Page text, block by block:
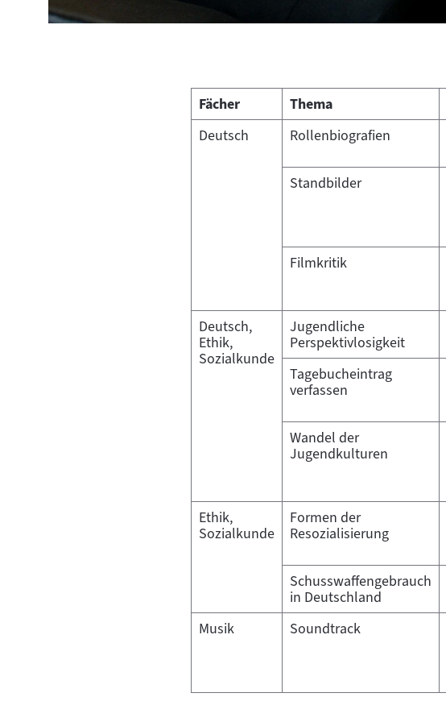
Fächer Thema
Deutsch
Rollenbiografien
Standbilder
Filmkritik
Deutsch,
Ethik,
Sozialkunde
Jugendliche
Perspektivlosigkeit
Tagebucheintrag
verfassen
Wandel der
Jugendkulturen
Ethik,
Sozialkunde
Formen der
Resozialisierung
Schusswaffengebrauch
in Deutschland
Musik
Soundtrack